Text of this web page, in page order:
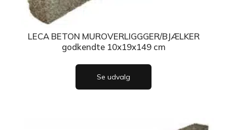
LECA BETON MUROVERLIGGGER/BJÆLKER
godkendte 10x19x149 cm
Se udvalg